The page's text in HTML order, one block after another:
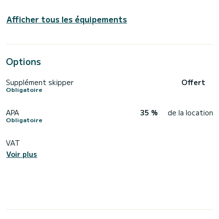
Afficher tous les équipements
Options
Supplément skipper
Obligatoire
Offert
APA
Obligatoire
35 % de la location
VAT
Voir plus